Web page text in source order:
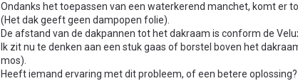
Ondanks het toepassen van een waterkerend manchet, komt er
(Het dak geeft geen dampopen folie).
De afstand van de dakpannen tot het dakraam is conform de
Ik zit nu te denken aan een stuk gaas of borstel boven het
mos).
Heeft iemand ervaring met dit probleem, of een betere oplossing?